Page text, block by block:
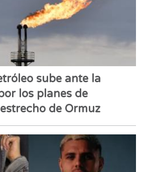
sube ante la
los planes de
de Ormuz